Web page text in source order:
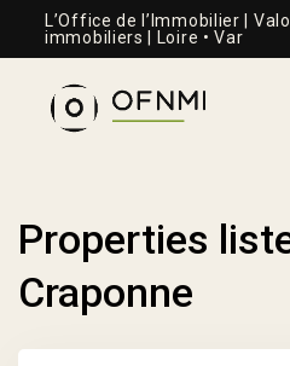
L’Office de l’Immobilier |
immobiliers | Loire • Var
Properties
Craponne